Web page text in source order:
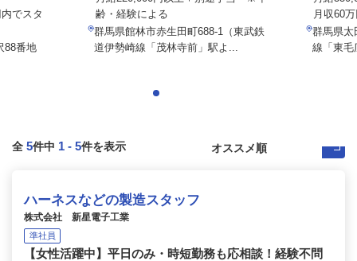
でスタ
88番地
齢・経験による
群馬県館林市赤生田町688-1（東武鉄
道伊勢崎線「茂林寺前」駅よ...
月収60
群馬県太
線「東毛
全 5件中 1 - 5件を表示
ハーネスなどの製造スタッフ
株式会社 新星電子工業
準社員
【女性活躍中】平日のみ・時短勤務も応相談！経験不問